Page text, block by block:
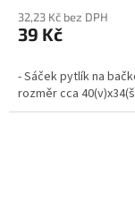
32,23 Kč bez DPH
39 Kč
- Sáček pytlík na
rozměr cca